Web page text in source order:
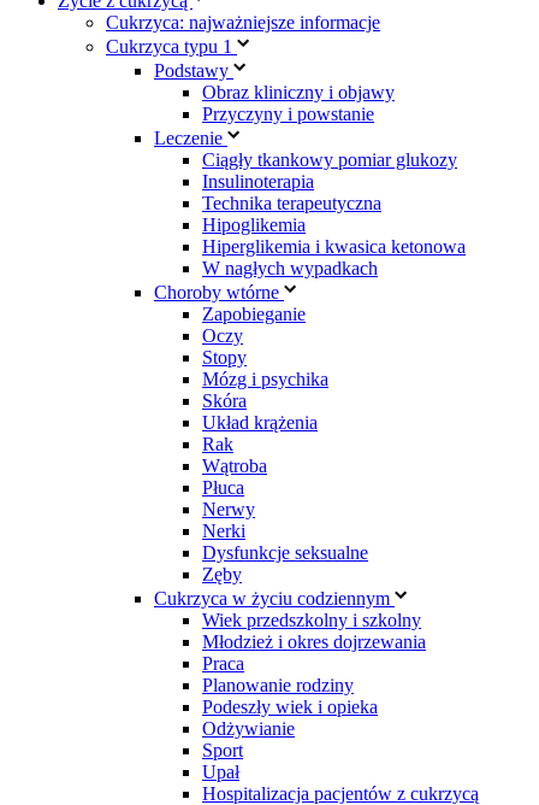
Cukrzyca: najważniejsze informacje
Cukrzyca typu 1
Podstawy
Obraz kliniczny i objawy
Przyczyny i powstanie
Leczenie
Ciągły tkankowy pomiar glukozy
Insulinoterapia
Technika terapeutyczna
Hipoglikemia
Hiperglikemia i kwasica ketonowa
W nagłych wypadkach
Choroby wtórne
Zapobieganie
Oczy
Stopy
Mózg i psychika
Skóra
Układ krążenia
Rak
Wątroba
Płuca
Nerwy
Nerki
Dysfunkcje seksualne
Zęby
Cukrzyca w życiu codziennym
Wiek przedszkolny i szkolny
Młodzież i okres dojrzewania
Praca
Planowanie rodziny
Podeszły wiek i opieka
Odżywianie
Sport
Upał
Hospitalizacja pacjentów z cukrzycą